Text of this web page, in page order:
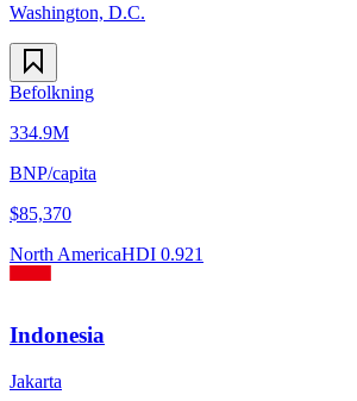
Washington, D.C.
Befolkning
334.9M
BNP/capita
$85,370
North AmericaHDI 0.921
Indonesia
Jakarta